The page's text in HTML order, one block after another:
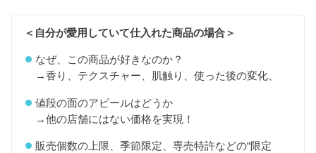
＜自分が愛用していて仕入れた商品の場合＞
なぜ、この商品が好きなのか？
→香り、テクスチャー、肌触り、使った後の変化、
値段の面のアピールはどうか
→他の店舗にはない価格を実現！
販売個数の上限、季節限定、専売特許などの“限定